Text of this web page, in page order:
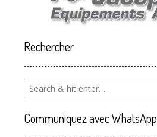
Rechercher
Communiquez avec WhatsApp